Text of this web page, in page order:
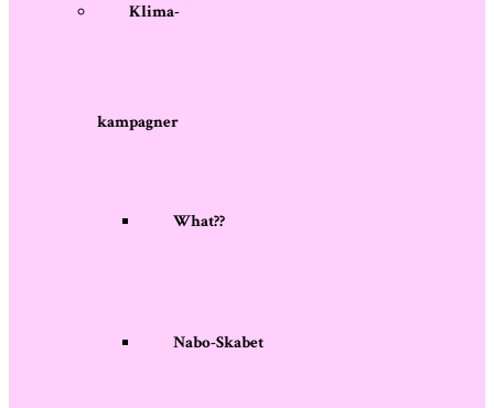
Klima-
kampagner
What??
Nabo-Skabet